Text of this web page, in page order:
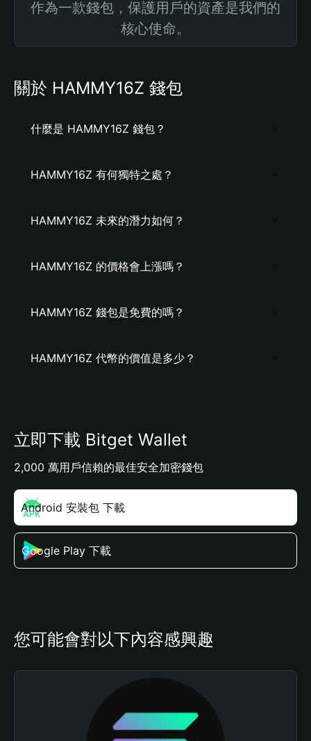
作為一款錢包，保護用戶的資產是我們的
核心使命。
關於 HAMMY16Z 錢包
什麼是 HAMMY16Z 錢包？
HAMMY16Z 有何獨特之處？
HAMMY16Z 未來的潛力如何？
HAMMY16Z 的價格會上漲嗎？
HAMMY16Z 錢包是免費的嗎？
HAMMY16Z 代幣的價值是多少？
立即下載 Bitget Wallet
2,000 萬用戶信賴的最佳安全加密錢包
Android 安裝包 下載
Google Play 下載
您可能會對以下內容感興趣